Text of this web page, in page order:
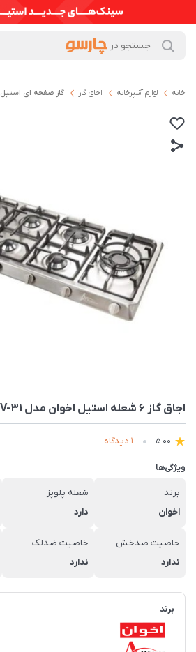
خانه لوازم آشپزخانه اجاق گاز گاز صفحه ای استیل
اجاق گاز ۶ شعله استیل اخوان مدل V-31 ونوس
5.00 1 دیدگاه
ویژگی‌ها
برند
اخوان
شعله پلوپز
دارد
خاصیت ضدخش
ندارد
خاصیت ضدلک
ندارد
برند